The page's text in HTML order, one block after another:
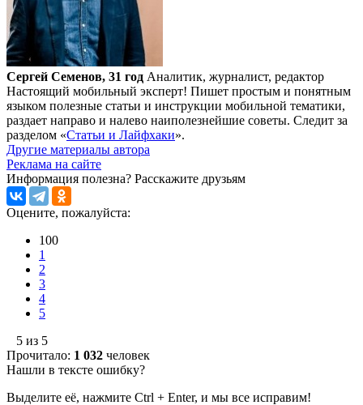
Сергей Семенов, 31 год Аналитик, журналист, редактор
Настоящий мобильный эксперт! Пишет простым и понятным
языком полезные статьи и инструкции мобильной тематики,
раздает направо и налево наиполезнейшие советы. Следит за
разделом «Статьи и Лайфхаки».
Другие материалы автора
Реклама на сайте
Информация полезна? Расскажите друзьям
Оцените, пожалуйста:
100
1
2
3
4
5
5 из 5
Прочитало: 1 032 человек
Нашли в тексте ошибку?
Выделите её, нажмите Ctrl + Enter, и мы все исправим!